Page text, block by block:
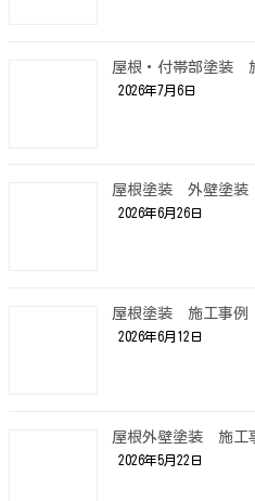
屋根・付帯部塗装
2026年7月6日
屋根塗装 外壁塗装
2026年6月26日
屋根塗装 施工事例
2026年6月12日
屋根外壁塗装 施工
2026年5月22日